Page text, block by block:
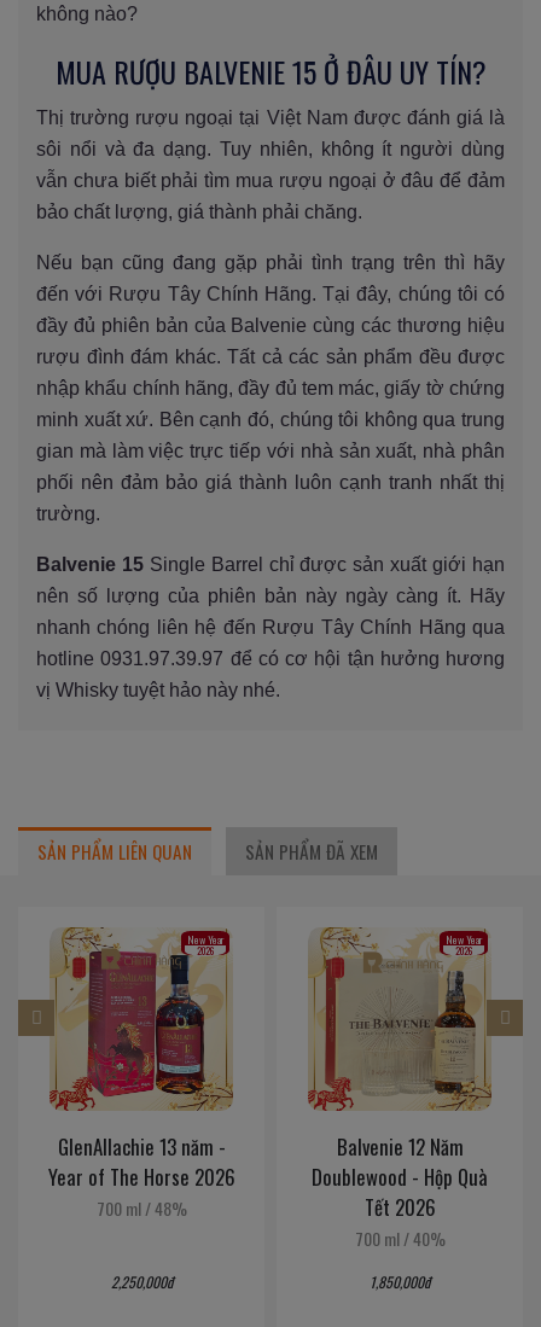
không nào?
MUA RƯỢU BALVENIE 15 Ở ĐÂU UY TÍN?
Thị trường rượu ngoại tại Việt Nam được đánh giá là
sôi nổi và đa dạng. Tuy nhiên, không ít người dùng
vẫn chưa biết phải tìm mua rượu ngoại ở đâu để đảm
bảo chất lượng, giá thành phải chăng.
Nếu bạn cũng đang gặp phải tình trạng trên thì hãy
đến với Rượu Tây Chính Hãng. Tại đây, chúng tôi có
đầy đủ phiên bản của Balvenie cùng các thương hiệu
rượu đình đám khác. Tất cả các sản phẩm đều được
nhập khẩu chính hãng, đầy đủ tem mác, giấy tờ chứng
minh xuất xứ. Bên cạnh đó, chúng tôi không qua trung
gian mà làm việc trực tiếp với nhà sản xuất, nhà phân
phối nên đảm bảo giá thành luôn cạnh tranh nhất thị
trường.
Balvenie 15 Single Barrel chỉ được sản xuất giới hạn
nên số lượng của phiên bản này ngày càng ít. Hãy
nhanh chóng liên hệ đến Rượu Tây Chính Hãng qua
hotline 0931.97.39.97 để có cơ hội tận hưởng hương
vị Whisky tuyệt hảo này nhé.
SẢN PHẨM LIÊN QUAN SẢN PHẨM ĐÃ XEM
New Year
2026
Balvenie 12 Năm
Doublewood - Hộp Quà
Tết 2026
1,850,000đ
New Year
2026
Balvenie 14 Năm
Caribbean Cask - Hộp
Quà Tết 2026
700 ml /43%
2,700,000đ